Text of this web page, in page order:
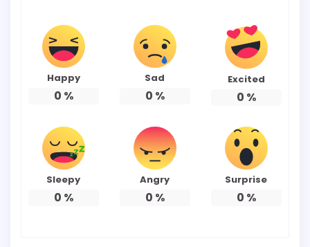
Happy
0 %
Sad
0 %
Excited
0 %
Sleepy
0 %
Angry
0 %
Surprise
0 %